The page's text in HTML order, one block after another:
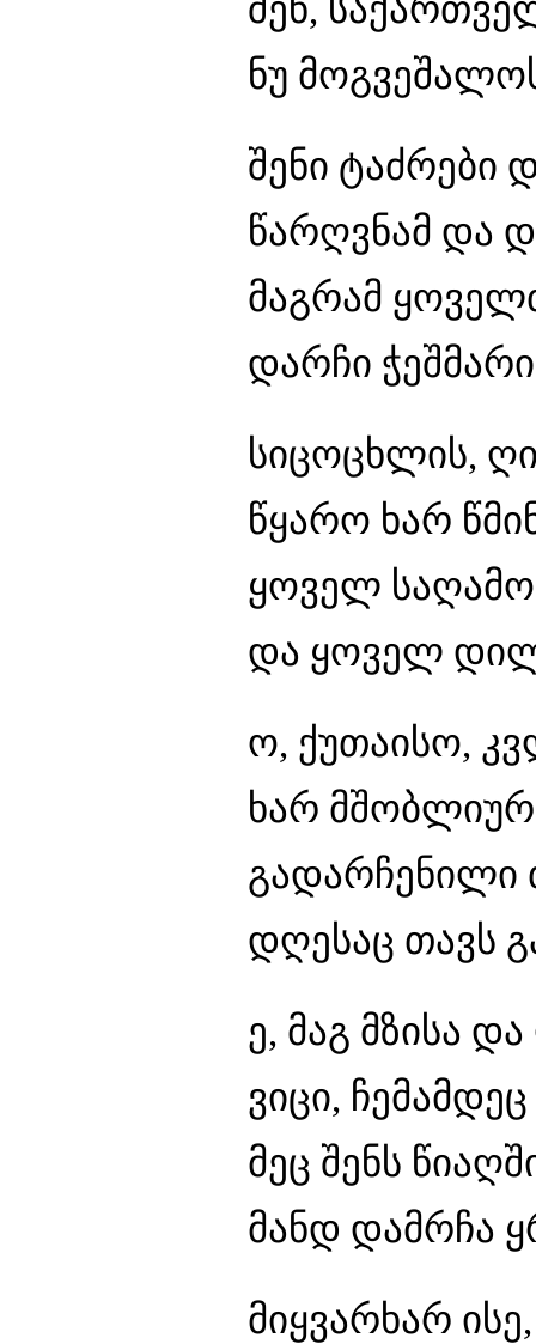
შენ,
ნუ
შენი ტაძრები
წარღვნამ და
მაგრამ
დარჩი
სიცოცხლის,
წყარო ხარ
ყოველ
და ყოველ
ო, ქუთაისო,
ხარ
გადარჩენილი
დღესაც თავს
ე, მაგ მზისა
ვიცი,
მეც შენს
მანდ დამრჩა
მიყვარხარ